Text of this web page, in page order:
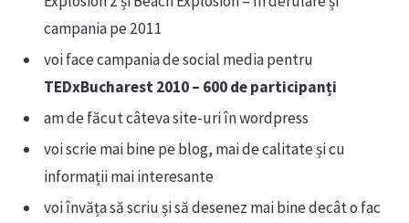
campania pe 2011
voi face campania de social media pentru
TEDxBucharest 2010 – 600 de participanți
am de făcut câteva site-uri în wordpress
voi scrie mai bine pe blog, mai de calitate și cu
informații mai interesante
voi învăța să scriu și să desenez mai bine decât o fac